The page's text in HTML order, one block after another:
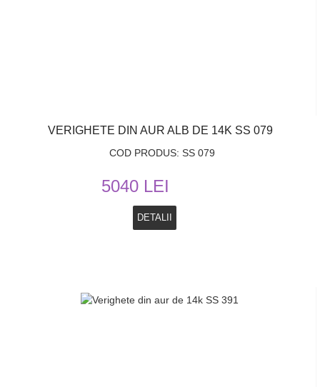
VERIGHETE DIN AUR ALB DE 14K SS 079
COD PRODUS: SS 079
5040 LEI
DETALII